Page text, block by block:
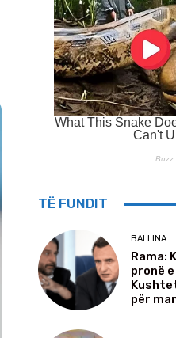
TË FUNDIT
BALLINA
Rama:
pronë
për